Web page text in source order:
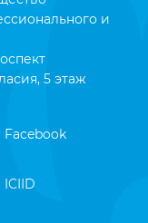
и
5 этаж
Facebook
ICIID